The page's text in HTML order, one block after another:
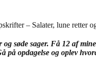
– Salater, lune retter
søde sager. Få 12 af
på opdagelse og oplev